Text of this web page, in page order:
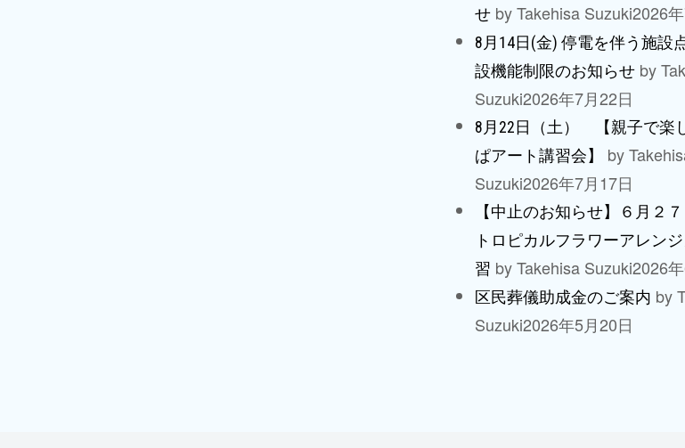
せ by Takehisa Suzuki2026
8月14日(金) 停電を伴う施設
設機能制限のお知らせ by
Suzuki2026年7月22日
8月22日（土） 【親子で楽
ぱアート講習会】
by
Suzuki2026年7月17日
【中止のお知らせ】６月２
トロピカルフラワーアレン
習 by Takehisa Suzuki2026
区民葬儀助成金のご案内 by
Suzuki2026年5月20日